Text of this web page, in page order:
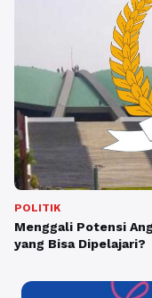
POLITIK
Menggali Potensi
yang Bisa Dipelajari?